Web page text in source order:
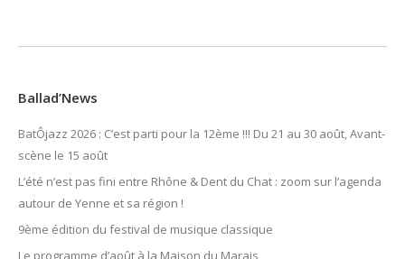
Ballad’News
BatÔjazz 2026 : C’est parti pour la 12ème !!! Du 21 au 30 août, Avant-
scène le 15 août
L’été n’est pas fini entre Rhône & Dent du Chat : zoom sur l’agenda
autour de Yenne et sa région !
9ème édition du festival de musique classique
Le programme d’août à la Maison du Marais